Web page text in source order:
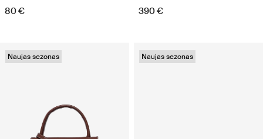
80 € 390 €
Naujas sezonas Naujas sezonas